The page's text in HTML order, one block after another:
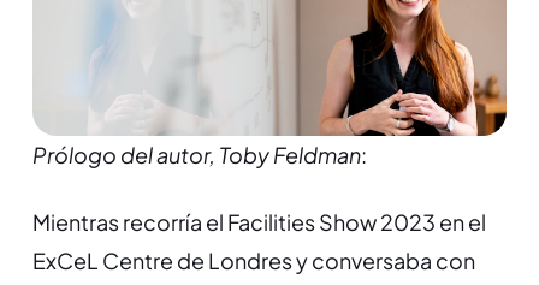
Prólogo del autor, Toby Feldman:
Mientras recorría el Facilities Show 2023 en el
ExCeL Centre de Londres y conversaba con